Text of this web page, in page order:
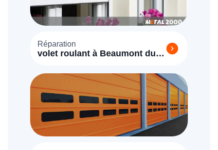
Réparation
volet roulant à Beaumont du